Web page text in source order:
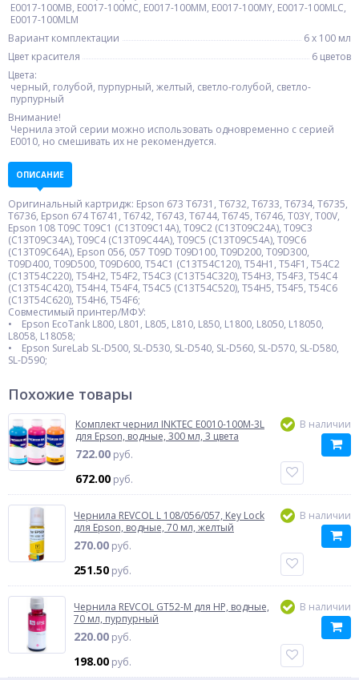
E0017-100MB, E0017-100MC, E0017-100MM, E0017-100MY, E0017-100MLC,
E0017-100MLM
Вариант комплектации
6 x 100 мл
Цвет красителя
6 цветов
Цвета:
черный, голубой, пурпурный, желтый, светло-голубой, светло-
пурпурный
Внимание!
Чернила этой серии можно использовать одновременно с серией
E0010, но смешивать их не рекомендуется.
ОПИСАНИЕ
Оригинальный картридж: Epson 673 T6731, T6732, T6733, T6734, T6735,
T6736, Epson 674 T6741, T6742, T6743, T6744, T6745, T6746, T03Y, T00V,
Epson 108 T09C T09C1 (C13T09C14A), T09C2 (C13T09C24A), T09C3
(C13T09C34A), T09C4 (C13T09C44A), T09C5 (C13T09C54A), T09C6
(C13T09C64A), Epson 056, 057 T09D T09D100, T09D200, T09D300,
T09D400, T09D500, T09D600, T54C1 (C13T54C120), T54H1, T54F1, T54C2
(C13T54C220), T54H2, T54F2, T54C3 (C13T54C320), T54H3, T54F3, T54C4
(C13T54C420), T54H4, T54F4, T54C5 (C13T54C520), T54H5, T54F5, T54C6
(C13T54C620), T54H6, T54F6;
Совместимый принтер/МФУ:
• Epson EcoTank L800, L801, L805, L810, L850, L1800, L8050, L18050,
L8058, L18058;
• Epson SureLab SL-D500, SL-D530, SL-D540, SL-D560, SL-D570, SL-D580,
SL-D590;
Похожие товары
Комплект чернил INKTEC E0010-100M-3L
для Epson, водные, 300 мл, 3 цвета
722.00 руб.
672.00 руб.
В наличии
Чернила REVCOL L 108/056/057, Key Lock
для Epson, водные, 70 мл, желтый
270.00 руб.
251.50 руб.
В наличии
Чернила REVCOL GT52-M для HP, водные,
70 мл, пурпурный
220.00 руб.
198.00 руб.
В наличии